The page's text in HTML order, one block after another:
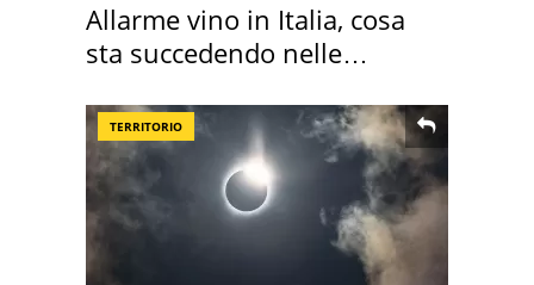
Allarme vino in Italia, cosa
sta succedendo nelle
TERRITORIO